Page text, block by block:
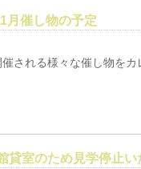
月催し物の予定
される様々な催し物をカ
貸室のため見学停止い